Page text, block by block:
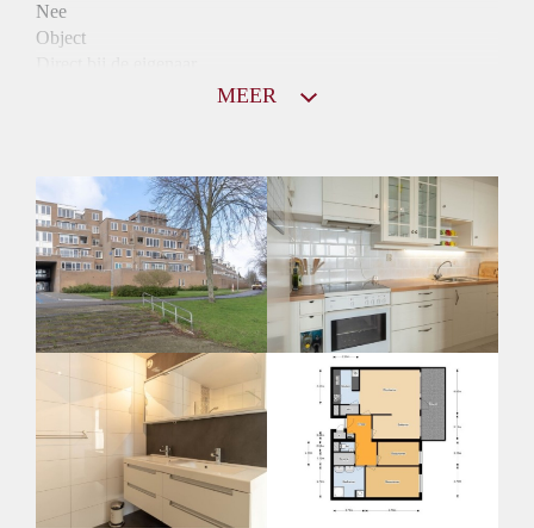
Nee
Object
Huurtoeslag
Niet mogelijk
Inkomen eis
2,9 X Maandhuur Bruto
Huurtermijn
Onbepaalde termijn
Oplevering
Kaal
MEER